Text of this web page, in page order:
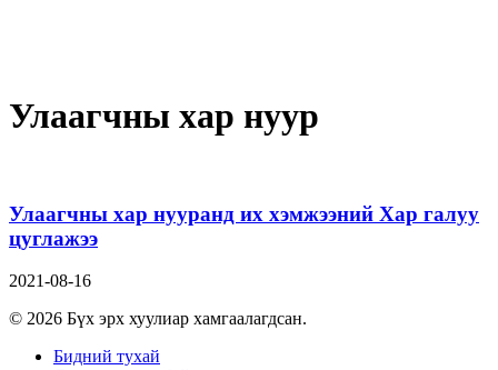
Улаагчны хар нуур
Улаагчны хар нууранд их хэмжээний Хар галуу
цуглажээ
2021-08-16
© 2026 Бүх эрх хуулиар хамгаалагдсан.
Бидний тухай